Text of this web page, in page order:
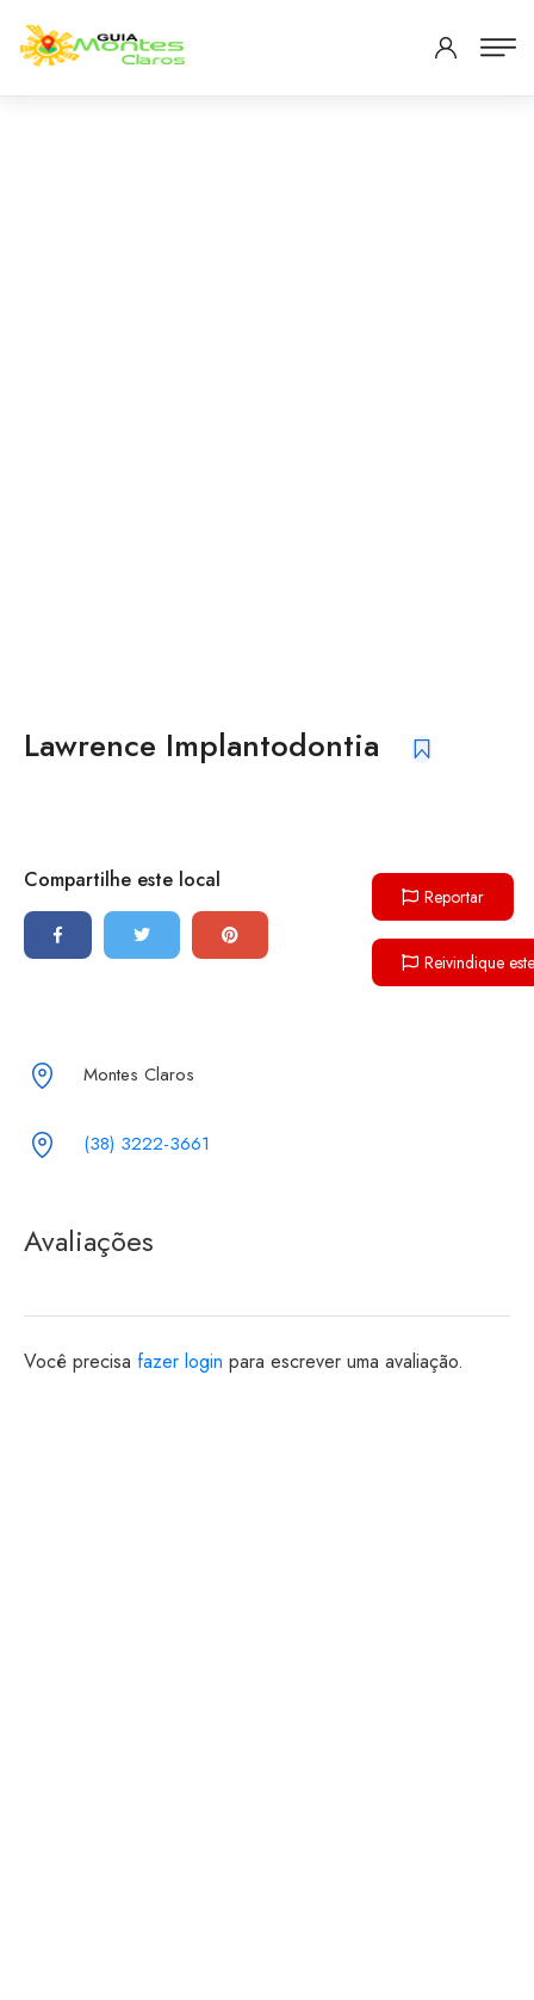
Lawrence Implantodontia
Compartilhe este local
Reportar
Reivindique
Montes Claros
(38) 3222-3661
Avaliações
Você precisa fazer login para escrever uma avaliação.